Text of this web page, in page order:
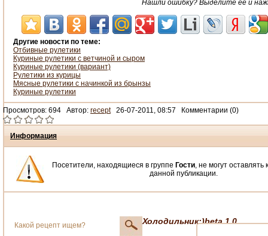
Нашли ошибку? Выделите ее и
Другие новости по теме:
Отбивные рулетики
Куриные рулетики с ветчиной и сыром
Куриные рулетики (вариант)
Рулетики из курицы
Мясные рулетики с начинкой из брынзы
Куриные рулетики
Просмотров: 694 Автор: recept26-07-2011, 08:57 Комментарии (0)
Информация
Посетители, находящиеся в группе Гости, не могут оставлять
данной публикации.
Холодильник;)beta 1.0